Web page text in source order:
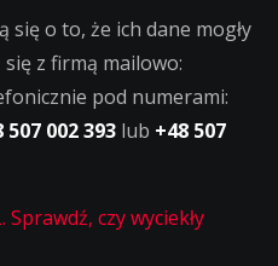
o to, że ich dane mogły
z firmą mailowo:
pod numerami:
507 002 393 lub +48 507
czy wyciekły